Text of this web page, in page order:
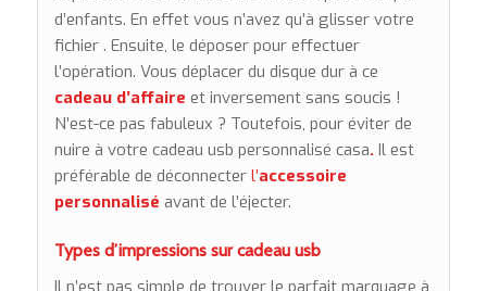
d’enfants. En effet vous n’avez qu’à glisser votre
fichier . Ensuite, le déposer pour effectuer
l’opération. Vous déplacer du disque dur à ce
cadeau d’affaire et inversement sans soucis !
N’est-ce pas fabuleux ? Toutefois, pour éviter de
nuire à votre cadeau usb personnalisé casa. Il est
préférable de déconnecter l’accessoire
personnalisé avant de l’éjecter.
Types d’impressions sur cadeau usb
Il n’est pas simple de trouver le parfait marquage à